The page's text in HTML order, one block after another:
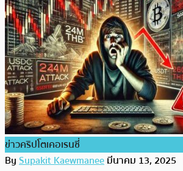
ข่าวคริปโตเคอเรนซี่
BySupakit Kaewmaneeมีนาคม 13, 2025